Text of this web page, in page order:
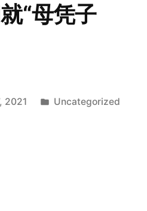
“母凭子
2021
Posted
Uncategorized